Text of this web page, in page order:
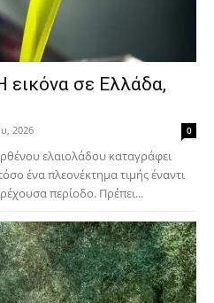
εικόνα σε Ελλάδα,
2026 0
ελαιολάδου καταγράφει
ένα πλεονέκτημα τιμής έναντι
περίοδο. Πρέπει...